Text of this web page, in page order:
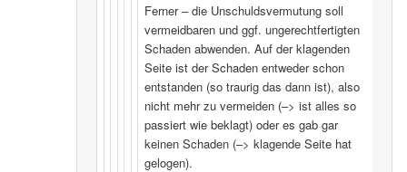
Ferner – die Unschuldsvermutung soll
vermeidbaren und ggf. ungerechtfertigten
Schaden abwenden. Auf der klagenden
Seite ist der Schaden entweder schon
entstanden (so traurig das dann ist), also
nicht mehr zu vermeiden (–> ist alles so
passiert wie beklagt) oder es gab gar
keinen Schaden (–> klagende Seite hat
gelogen).